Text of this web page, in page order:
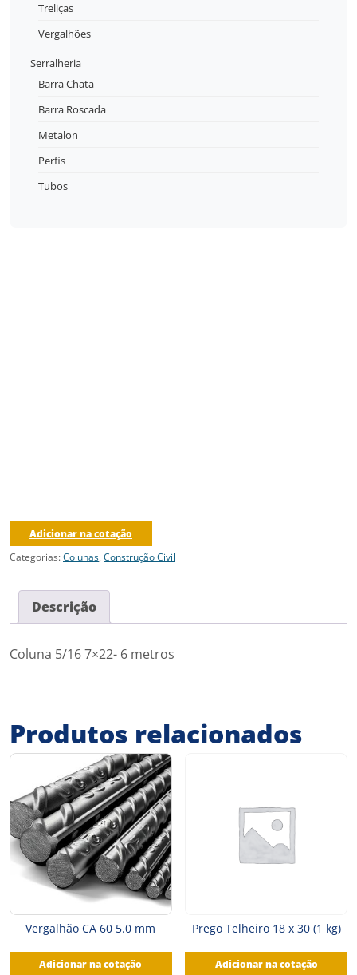
Treliças
Vergalhões
Serralheria
Barra Chata
Barra Roscada
Metalon
Perfis
Tubos
Adicionar na cotação
Categorias:Colunas, Construção Civil
Descrição
Coluna 5/16 7×22- 6 metros
Produtos relacionados
Vergalhão CA 60 5.0 mm
Adicionar na cotação
Prego Telheiro 18 x 30 (1 kg)
Adicionar na cotação